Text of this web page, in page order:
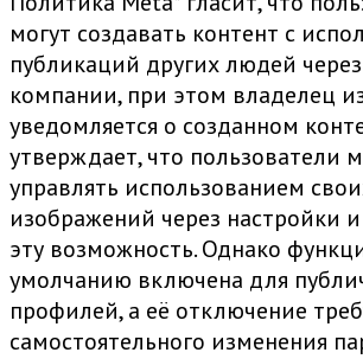
могут создавать контент с
публикаций других людей
компании, при этом владелец
уведомляется о созданном
утверждает, что пользователи
управлять использованием
изображений через настройки
эту возможность. Однако
умолчанию включена для
профилей, а её отключение
самостоятельного изменения